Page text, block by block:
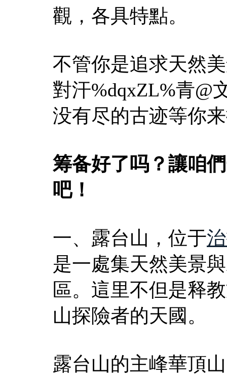
觀，各具特點。
不管你是追求天然
對汗%dqxZL%青@
没有尽的古迹等你
筹备好了吗？讓咱
吧！
一、露台山，位于
是一處集天然美景
區。這里不但是释
山探險者的天國。
露台山的主峰華頂